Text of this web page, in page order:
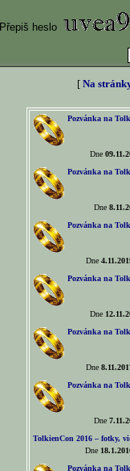
Přepiš heslo
[ Na
Pozvánka na
Dne
Pozvánka na
Dne
Pozvánka na
Dne
Pozvánka na
Dne
Pozvánka na
Dne
Pozvánka na
Dne
TolkienCon 2016 – fotky,
Dne
Pozvánka na